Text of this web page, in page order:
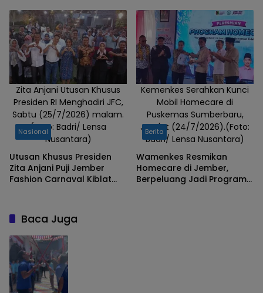
Zita Anjani Utusan Khusus
Presiden RI Menghadiri JFC,
Sabtu (25/7/2026) malam.
(Foto: Badri/ Lensa
Nusantara)
Nasional
Utusan Khusus Presiden
Zita Anjani Puji Jember
Fashion Carnaval Kiblat
Kemenkes Serahkan Kunci
Mobil Homecare di
Puskemas Sumberbaru,
Jum'at (24/7/2026).(Foto:
Badri/ Lensa Nusantara)
Berita
Wamenkes Resmikan
Homecare di Jember,
Berpeluang Jadi Program
Baca Juga